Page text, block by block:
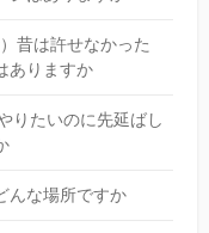
昔は許せなかった
ありますか
りたいのに先延ばし
んな場所ですか